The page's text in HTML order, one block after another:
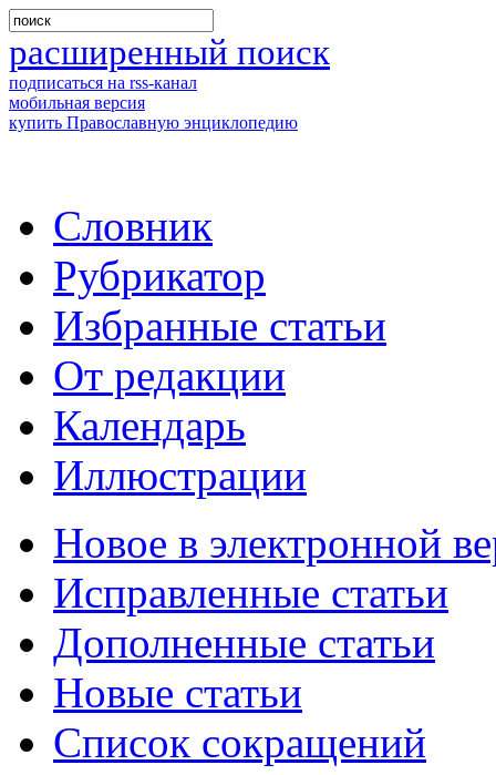
расширенный поиск
подписаться на rss-канал
мобильная версия
купить Православную энциклопедию
Словник
Рубрикатор
Избранные статьи
От редакции
Календарь
Иллюстрации
Новое в электронной
Исправленные статьи
Дополненные статьи
Новые статьи
Список сокращений